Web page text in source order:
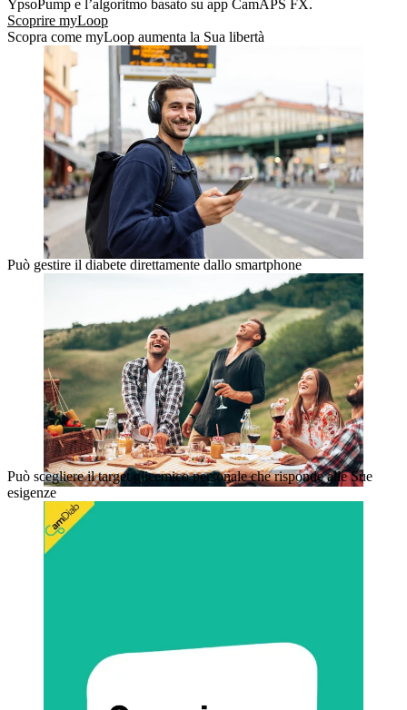
YpsoPump e l’algoritmo basato su app CamAPS FX.
Scoprire myLoop
Scopra come myLoop aumenta la Sua libertà
Può gestire il diabete direttamente dallo smartphone
Può scegliere il target glicemico personale che risponde alle Sue
esigenze